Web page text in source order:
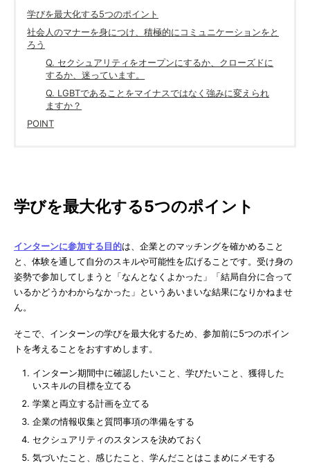
学びを最大化する5つのポイント
社会人のマナーを身につけ、積極的にコミュニケーションをと
ろう
Q. セクシュアリティをオープンにするか、クローズドに
するか、迷っています。
Q. LGBTであることをマイナスではなく強みに変えられ
ますか？
POINT
学びを最大化する5つのポイント
インターンに参加する目的は、企業とのマッチングを確かめること
と、体験を通して自分のスキルや可能性を広げることです。受け身の
姿勢で参加してしまうと「なんとなくよかった」「結局自分に合って
いるかどうかわからなかった」というあいまいな結果になりかねませ
ん。
そこで、インターンの学びを最大化するため、参加前に5つのポイン
トを考えることをおすすめします。
インターン期間中に確認したいこと、学びたいこと、獲得した
いスキルの目標を立てる
学業と両立する計画を立てる
企業の情報収集と質問事項の準備をする
セクシュアリティのスタンスを決めておく
気づいたこと、感じたこと、学んだことはこまめにメモする